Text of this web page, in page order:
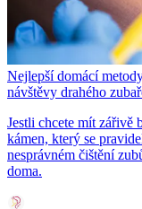
Nejlepší domácí
návštěvy drahého
Jestli chcete mít zářivě
kámen, který se
nesprávném čištění
doma.